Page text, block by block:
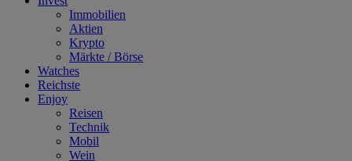
Immobilien
Aktien
Krypto
Märkte / Börse
Watches
Reichste
Enjoy
Reisen
Technik
Mobil
Wein